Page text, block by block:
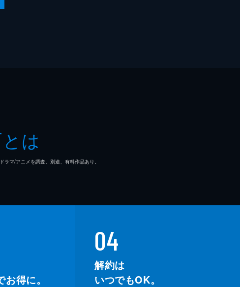
とは
マ/アニメを調査。別途、有料作品あり。
得に。
04
解約は
いつでもOK。